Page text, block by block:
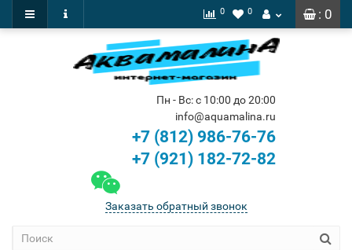
: 0
0 0
Пн - Вс: с 10:00 до 20:00
info@aquamalina.ru
+7 (812) 986-76-76
+7 (921) 182-72-82
Заказать обратный звонок